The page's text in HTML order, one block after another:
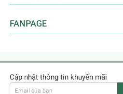
FANPAGE
Cập nhật thông tin khuyến mãi